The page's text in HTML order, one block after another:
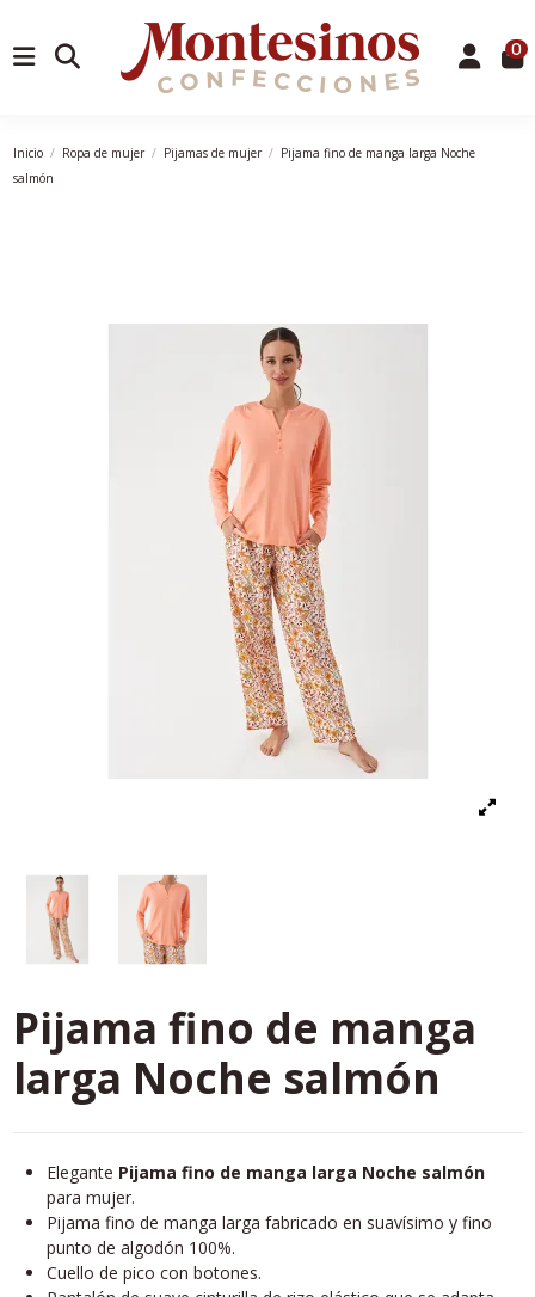
0
Inicio Ropa de mujer Pijamas de mujer
Pijama fino de manga larga Noche
salmón
Pijama fino de manga
larga Noche salmón
Elegante Pijama fino de manga larga Noche salmón
para mujer.
Pijama fino de manga larga fabricado en suavísimo y fino
punto de algodón 100%.
Cuello de pico con botones.